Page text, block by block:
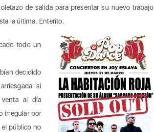
de salida para presentar su nuevo trabajo,
la última. Enterito.
todo un
decidido
si
al día
irregular por
el público no